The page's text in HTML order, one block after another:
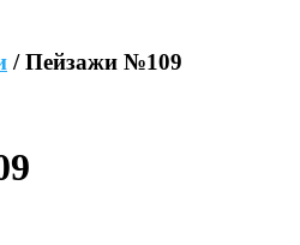
/ Пейзажи №109